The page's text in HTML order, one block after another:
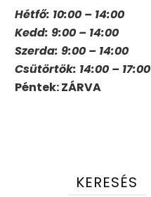
Hétfő: 10:00 – 14:00
Kedd: 9:00 – 14:00
Szerda: 9:00 – 14:00
Csütörtök: 14:00 – 17:00
Péntek: ZÁRVA
KERESÉS